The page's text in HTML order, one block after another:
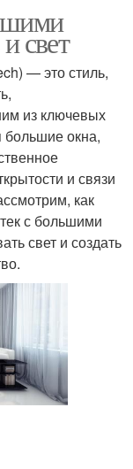
свет
— это стиль,
из ключевых
большие окна,
и связи
как
с большими
свет и создать